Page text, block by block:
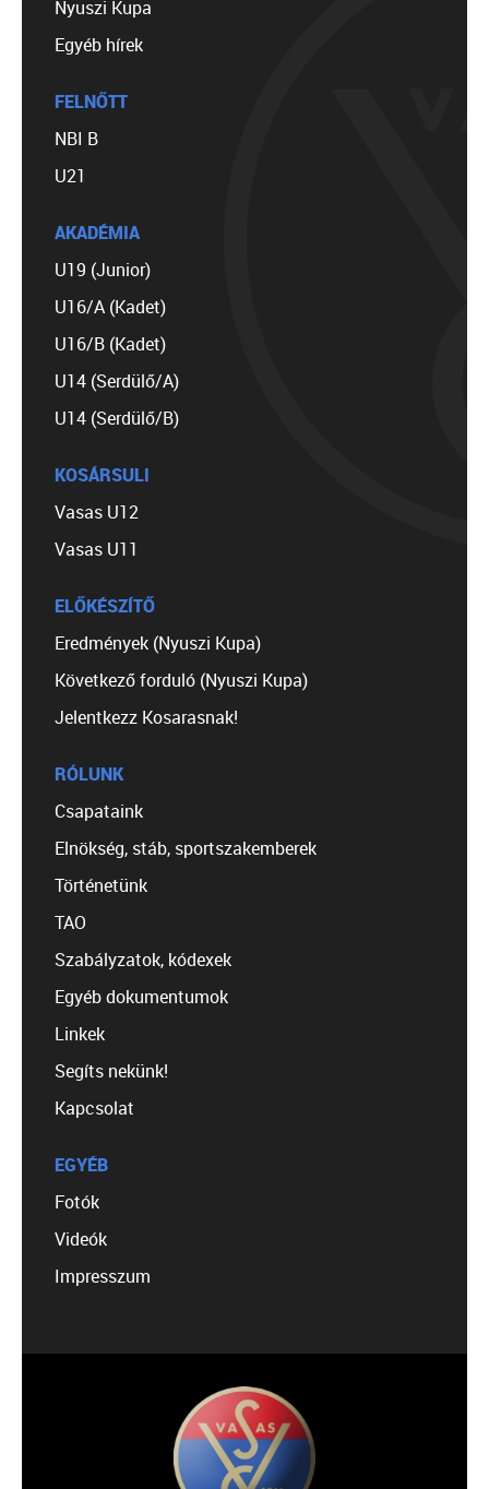
Nyuszi Kupa
Egyéb hírek
FELNŐTT
NBI B
U21
AKADÉMIA
U19 (Junior)
U16/A (Kadet)
U16/B (Kadet)
U14 (Serdülő/A)
U14 (Serdülő/B)
KOSÁRSULI
Vasas U12
Vasas U11
ELŐKÉSZÍTŐ
Eredmények (Nyuszi Kupa)
Következő forduló (Nyuszi Kupa)
Jelentkezz Kosarasnak!
RÓLUNK
Csapataink
Elnökség, stáb, sportszakemberek
Történetünk
TAO
Szabályzatok, kódexek
Egyéb dokumentumok
Linkek
Segíts nekünk!
Kapcsolat
EGYÉB
Fotók
Videók
Impresszum